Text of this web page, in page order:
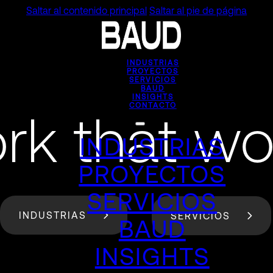
Saltar al contenido principal Saltar al pie de página
INDUSTRIAS
PROYECTOS
SERVICIOS
BAUD
INSIGHTS
CONTACTO
INDUSTRIAS
PROYECTOS
SERVICIOS
BAUD
INSIGHTS
that
INDUSTRIAS SERVICIOS